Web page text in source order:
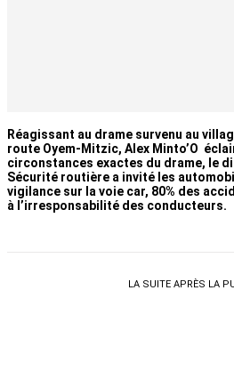
Réagissant au drame survenu au
route Oyem-Mitzic, Alex Minto’O
circonstances exactes du drame, le
Sécurité routière a invité les
vigilance sur la voie car, 80% des
à l’irresponsabilité des conducteurs.
LA SUITE APRÈS LA